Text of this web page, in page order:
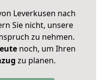
Leverkusen nach
Sie nicht, unsere
zu nehmen.
noch, um Ihren
zu planen.